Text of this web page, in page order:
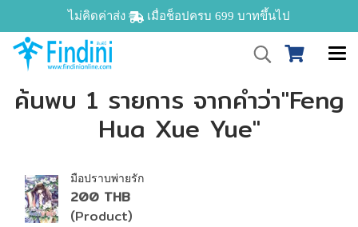
ไม่คิดค่าส่ง เมื่อช็อปครบ 699 บาทขึ้นไป
ค้นพบ 1 รายการ จากคำว่า"Feng
Hua Xue Yue"
มือปราบพ่ายรัก
200 THB
(Product)